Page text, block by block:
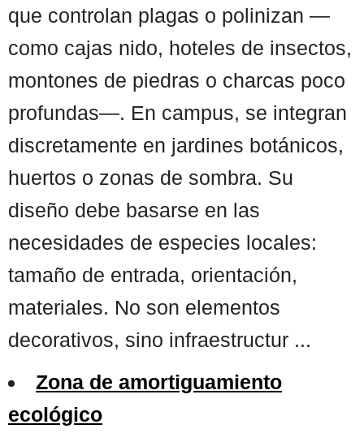
que controlan plagas o polinizan —
como cajas nido, hoteles de insectos,
montones de piedras o charcas poco
profundas—. En campus, se integran
discretamente en jardines botánicos,
huertos o zonas de sombra. Su
diseño debe basarse en las
necesidades de especies locales:
tamaño de entrada, orientación,
materiales. No son elementos
decorativos, sino infraestructur ...
Zona de amortiguamiento
ecológico